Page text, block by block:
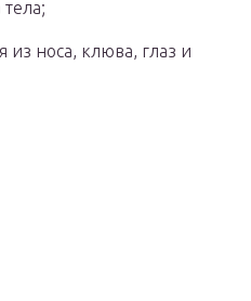
из носа, клюва, глаз и